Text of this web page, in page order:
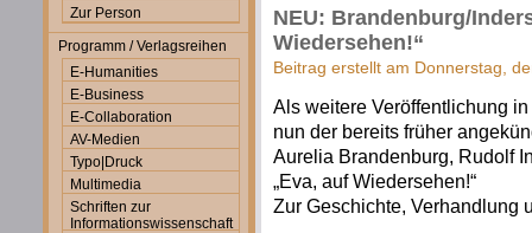
Zur Person
Programm / Verlagsreihen
E-Humanities
E-Business
E-Collaboration
AV-Medien
Typo|Druck
Multimedia
Schriften zur
Informationswissenschaft
NEU: Brandenburg/
Wiedersehen!“
Beitrag erstellt am Donnerstag,
Als weitere Veröffentlichung
nun der bereits früher
Aurelia Brandenburg, Rudolf
„Eva, auf Wiedersehen!“
Zur Geschichte, Verhandlung